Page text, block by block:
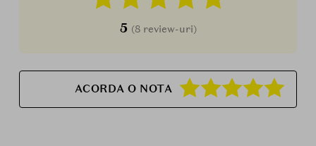
5 (8 review-uri)
ACORDA O NOTA